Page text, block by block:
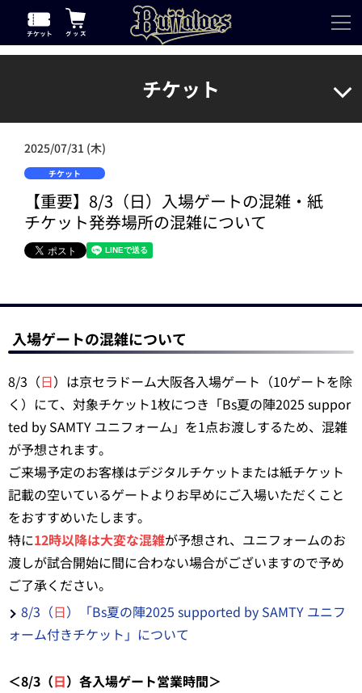
チケット
2025/07/31 (木)
チケット
【重要】8/3（日）入場ゲートの混雑・紙
チケット発券場所の混雑について
入場ゲートの混雑について
8/3（日）は京セラドーム大阪各入場ゲート（10ゲートを除
く）にて、対象チケット1枚につき「Bs夏の陣2025 suppor
ted by SAMTY ユニフォーム」を1点お渡しするため、混雑
が予想されます。
ご来場予定のお客様はデジタルチケットまたは紙チケット
記載の空いているゲートよりお早めにご入場いただくこと
をおすすめいたします。
特に12時以降は大変な混雑が予想され、ユニフォームのお
渡しが試合開始に間に合わない場合がございますので予め
ご了承ください。
8/3（日）「Bs夏の陣2025 supported by SAMTY ユニフ
ォーム付きチケット」について
＜8/3（日）各入場ゲート営業時間＞